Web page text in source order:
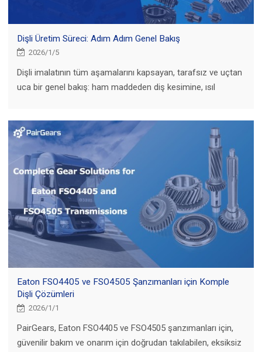
Dişli Üretim Süreci: Adım Adım Genel Bakış
2026/1/5
Dişli imalatının tüm aşamalarını kapsayan, tarafsız ve uçtan
uca bir genel bakış: ham maddeden diş kesimine, ısıl
Eaton FSO4405 ve FSO4505 Şanzımanları için Komple
Dişli Çözümleri
2026/1/1
PairGears, Eaton FSO4405 ve FSO4505 şanzımanları için,
güvenilir bakım ve onarım için doğrudan takılabilen, eksiksiz